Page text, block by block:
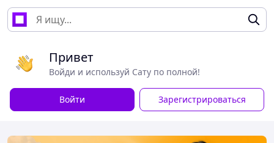
Привет
Войди и используй Сату по полной!
Войти Зарегистрироваться